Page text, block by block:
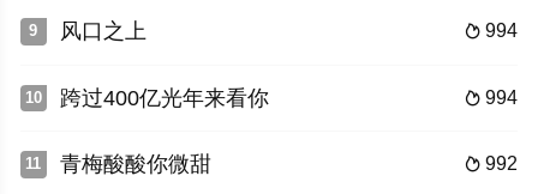
9  994
风口之上
10  994
跨过400亿光年来看你
11  992
青梅酸酸你微甜